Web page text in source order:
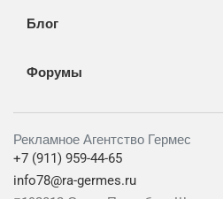
Блог
Форумы
Рекламное Агентство Гермес
+7 (911) 959-44-65
info78@ra-germes.ru